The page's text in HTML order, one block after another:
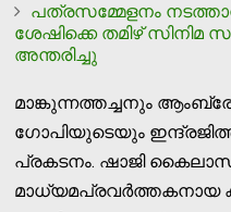
പത്രസമ്മേളനം
ശേഷിക്കെ തമിഴ് സിനിമ
അന്തരിച്ചു
മാങ്കുന്നത്തച്ചനും
ഗോപിയുടെയും
പ്രകടനം. ഷാജി കൈലാസ്
മാധ്യമപ്രവര്‍ത്തകനായ